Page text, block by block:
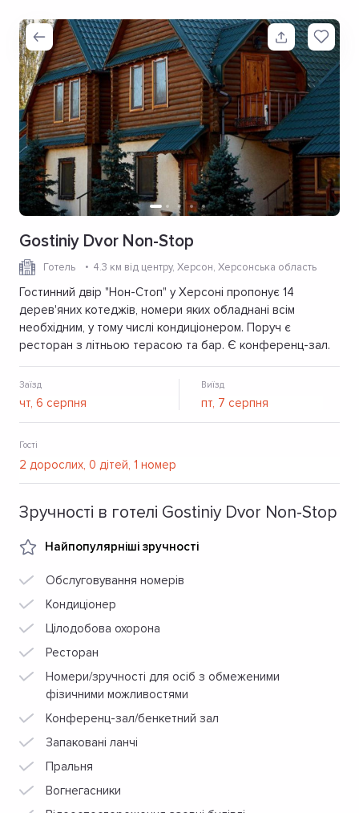
Gostiniy Dvor Non-Stop
Готель 4.3 км від центру, Херсон, Херсонська область
Гостинний двір "Нон-Стоп" у Херсоні пропонує 14
дерев'яних котеджів, номери яких обладнані всім
необхідним, у тому числі кондиціонером. Поруч є
ресторан з літньою терасою та бар. Є конференц-зал.
Заїзд Виїзд
Гості
Зручності в готелі Gostiniy Dvor Non-Stop
Найпопулярніші зручності
Обслуговування номерів
Кондиціонер
Цілодобова охорона
Ресторан
Номери/зручності для осіб з обмеженими
фізичними можливостями
Конференц-зал/бенкетний зал
Запаковані ланчі
Пральня
Вогнегасники